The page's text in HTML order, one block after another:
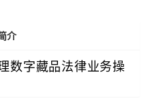
介
数字藏品法律业务操